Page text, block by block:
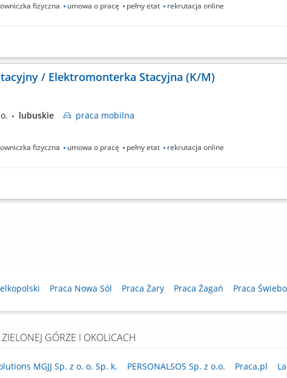
fizyczna umowa o pracę pełny etat rekrutacja online
kraju Zakres obowiązków: Prace montażowe przy budowie stacji
/ Elektromonterka Stacyjna (K/M)
lubuskie praca mobilna
fizyczna umowa o pracę pełny etat rekrutacja online
kraju
Praca Nowa Sól Praca Żary Praca Żagań Praca
GÓRZE I OKOLICACH
MGJJ Sp. z o. o. Sp. k. PERSONALSOS Sp. z o.o. Praca.pl